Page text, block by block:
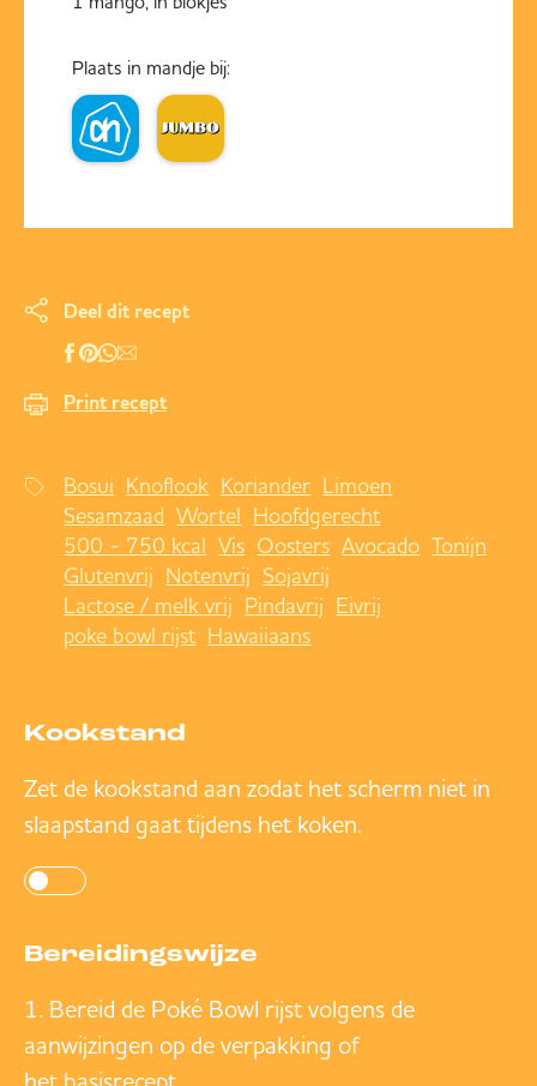
Plaats in mandje bij:
Deel dit recept
Print recept
Bosui Knoflook Koriander Limoen
Sesamzaad Wortel Hoofdgerecht
500 - 750 kcal Vis Oosters Avocado Tonijn
Glutenvrij Notenvrij Sojavrij
Lactose / melk vrij Pindavrij Eivrij
poke bowl rijst Hawaiiaans
Kookstand
Zet de kookstand aan zodat het scherm niet in
slaapstand gaat tijdens het koken.
Bereidingswijze
Bereid de Poké Bowl rijst volgens de
aanwijzingen op de verpakking of